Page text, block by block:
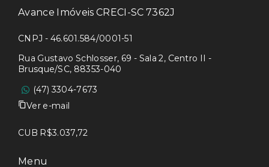
Avance Imóveis CRECI-SC 7362J
CNPJ - 46.601.584/0001-51
Rua Gustavo Schlosser, 69 - Sala 2, Centro II -
Brusque/SC, 88353-040
(47) 3304-7673
Ver e-mail
CUB R$3.037,72
Menu